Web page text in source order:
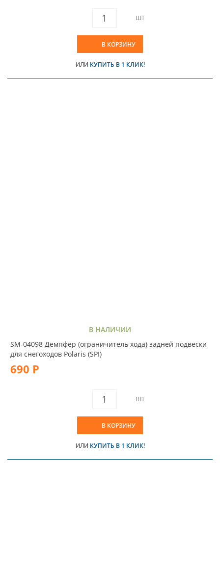
ШТ
В КОРЗИНУ
ИЛИ КУПИТЬ В 1 КЛИК!
В НАЛИЧИИ
SM-04098 Демпфер (ограничитель хода) задней подвески
для снегоходов Polaris (SPI)
690 Р
ШТ
В КОРЗИНУ
ИЛИ КУПИТЬ В 1 КЛИК!